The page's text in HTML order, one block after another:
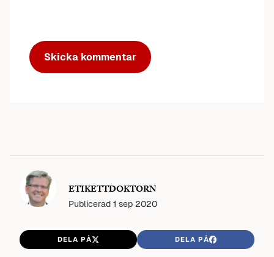
ETIKETTDOKTORN
Publicerad 1 sep 2020
DELA PÅ DELA PÅ